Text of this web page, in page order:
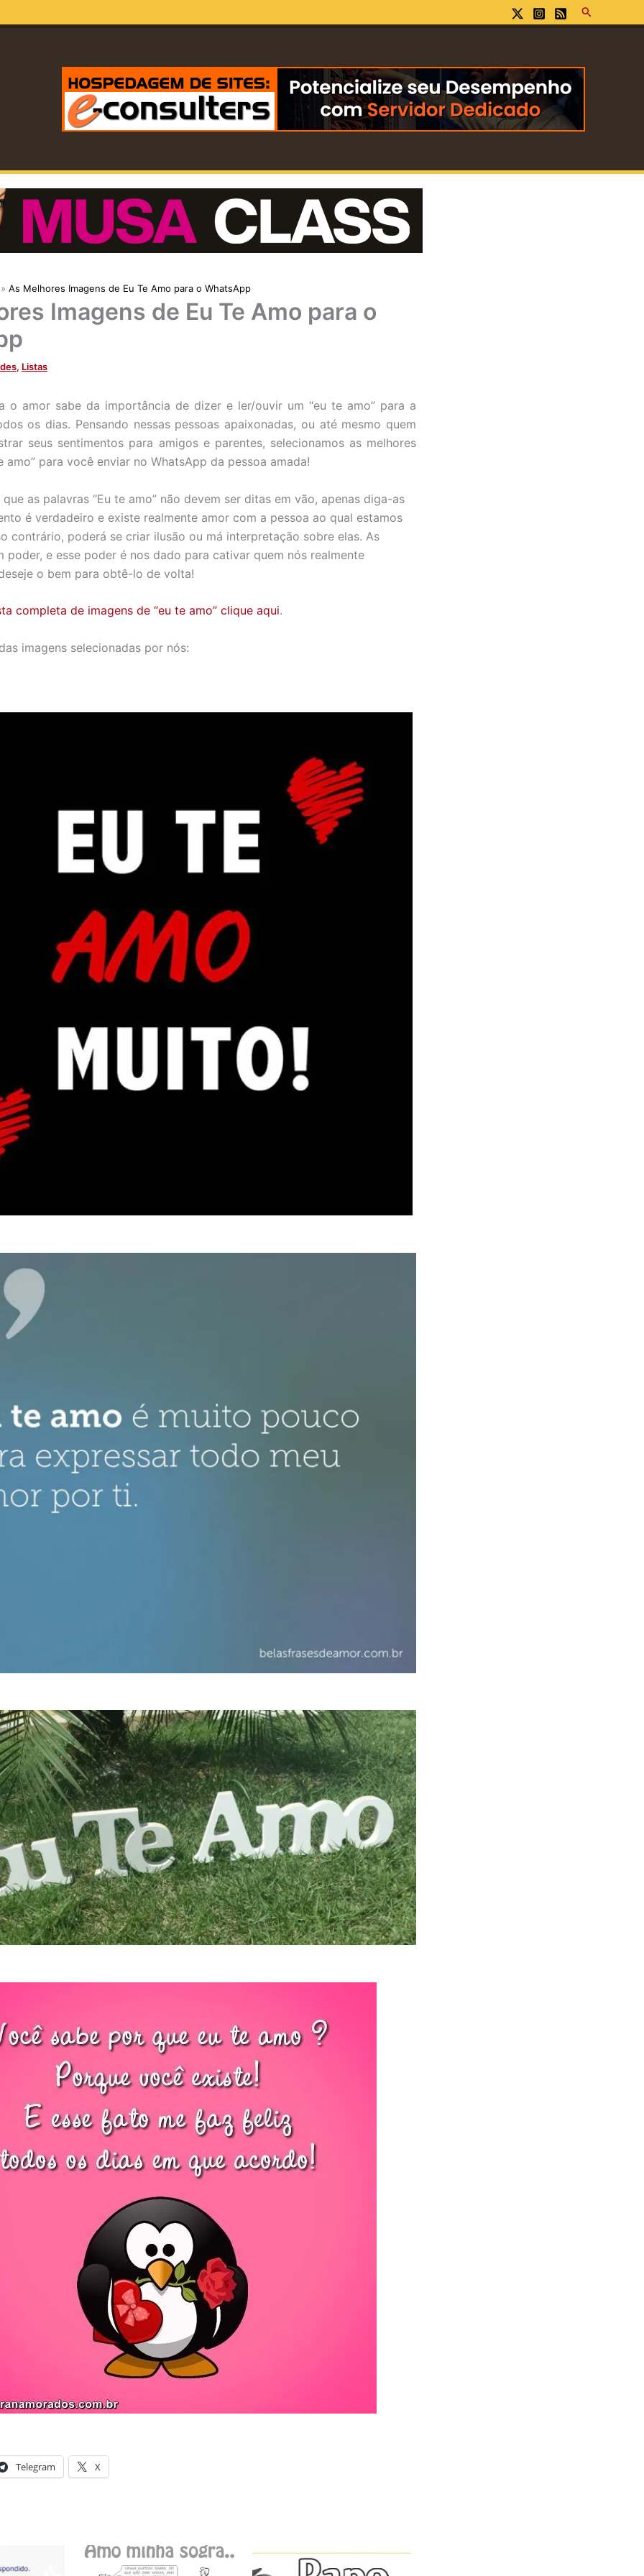
Pesquisar
As Melhores Imagens de Eu Te Amo para o WhatsApp
Imagens de Eu Te Amo para o
, Listas
o amor sabe da importância de dizer e ler/ouvir um “eu te amo” para a
os dias. Pensando nessas pessoas apaixonadas, ou até mesmo quem
seus sentimentos para amigos e parentes, selecionamos as melhores
amo” para você enviar no WhatsApp da pessoa amada!
as palavras “Eu te amo” não devem ser ditas em vão, apenas diga-as
é verdadeiro e existe realmente amor com a pessoa ao qual estamos
contrário, poderá se criar ilusão ou má interpretação sobre elas. As
poder, e esse poder é nos dado para cativar quem nós realmente
o bem para obtê-lo de volta!
completa de imagens de “eu te amo” clique aqui.
imagens selecionadas por nós:
Telegram X